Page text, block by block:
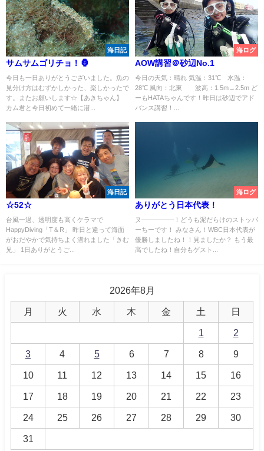
海日記
サムサムゴリチョ！🦍
今日も一日ありがとうございました。魚の
見分け方はむずかしかった、楽しかったで
す。またお願いします☆【あきちゃん】
カム君と今日初めて一緒に潜...
海ログ
AOW講習＠砂辺No.1
今日の天気：晴れ 気温：31℃ 水温：
28℃ 風向：北東 波高：1.5m→2.5m ど
ーもHATAちゃんです！昨日は砂辺でアド
バンス講習！...
海日記
☆52☆
台風一過、透明度も高くケラマで
HappyDiving「T＆R」 昨日と違って海面
がおだやかで気持ちよく潜れました「きむ
兄」 1日ありがとうご...
海ログ
ありがとう日本代表！
ヌ―――――！どうも泥だらけのストッパ
ーちーです！ みなさん！WBC日本代表が
優勝しましたね！！見ましたか？ もう最
高でしたね！自分もゲスト...
2026年8月
月 火 水 木 金 土 日
1 2
3 4 5 6 7 8 9
10 11 12 13 14 15 16
17 18 19 20 21 22 23
24 25 26 27 28 29 30
31